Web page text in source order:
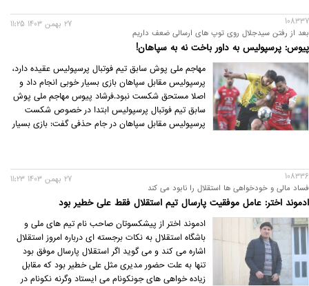
108337
بعد از رفتن سیدجلال روی توپ های ارسالی ضعف داریم
پیوس: پرسپولیس به داور باخت نه به سپاهان!
27 بهمن 1403 11:25
مهاجم ملی پوش سابق تیم فوتبال پرسپولیس عقیده دارد،
پرسپولیس مقابل سپاهان بازی بسیار خوبی انجام داد و
اصلا مستحق شکست نبود.فرشاد پیوس مهاجم ملی پوش
سابق تیم فوتبال پرسپولیس ابتدا در خصوص شکست
پرسپولیس مقابل سپاهان در جام حذفی گفت: بازی بسیار
دوم را هم زد اما در ادامه داور بازی با یک تشخخیص
اشتباه همه چیز را به هم زد و پرسپولیس بازی برده را با
باخت عوض کرد.
108336
فساد مالی و خودخواهی ها استقلال را نابود می کند
ادموند اختر: عامل موفقیت پارسال تیم استقلال فقط علی خطیر بود
27 بهمن 1403 11:23
ادموند اختر از پیشکسوتان صاحب نام تیم های ملی و
باشگاه استقلال به نکات برجسته ای درباره امروز استقلال
اشاره می کند و می گوید اگر استقلال پارسال موفق بود
تنها به علت حضور مدیری مثل علی خطیر بود که مقابل
زیاده خواهی های جونکونام می ایستاد وگرنه نکونام در